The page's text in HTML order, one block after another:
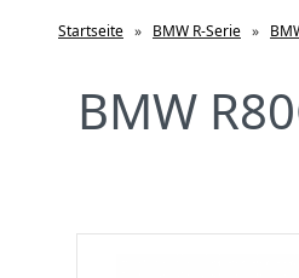
Startseite » BMW R-Serie »
BMW